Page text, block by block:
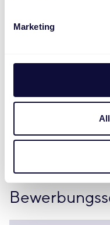
Marketing
Monatliche